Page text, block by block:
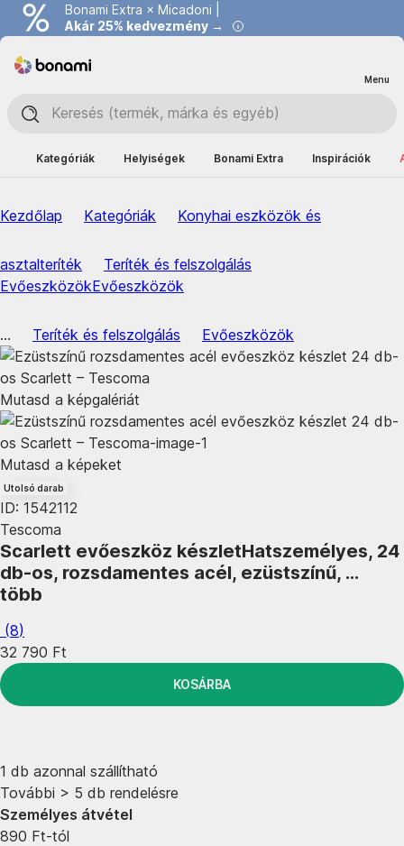
Bonami Extra × Micadoni |
Akár 25% kedvezmény →
Menu
Kategóriák Helyiségek Bonami Extra Inspirációk
Kezdőlap Kategóriák Konyhai eszközök és
asztalteríték
Teríték és felszolgálás
EvőeszközökEvőeszközök
... Teríték és felszolgálás Evőeszközök
Mutasd a képgalériát
Mutasd a képeket
Utolsó darab
ID: 1542112
Tescoma
Scarlett evőeszköz készletHatszemélyes, 24
db-os, rozsdamentes acél, ezüstszínű, …
több
(8)
32 790 Ft
KOSÁRBA
1 db azonnal szállítható
További > 5 db rendelésre
Személyes átvétel
890 Ft-tól